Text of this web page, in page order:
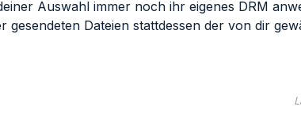
Auswahl immer noch ihr eigenes DRM
gesendeten Dateien stattdessen der von dir